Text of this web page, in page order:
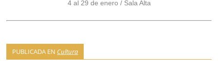
4 al 29 de enero / Sala Alta
PUBLICADA EN Cultura